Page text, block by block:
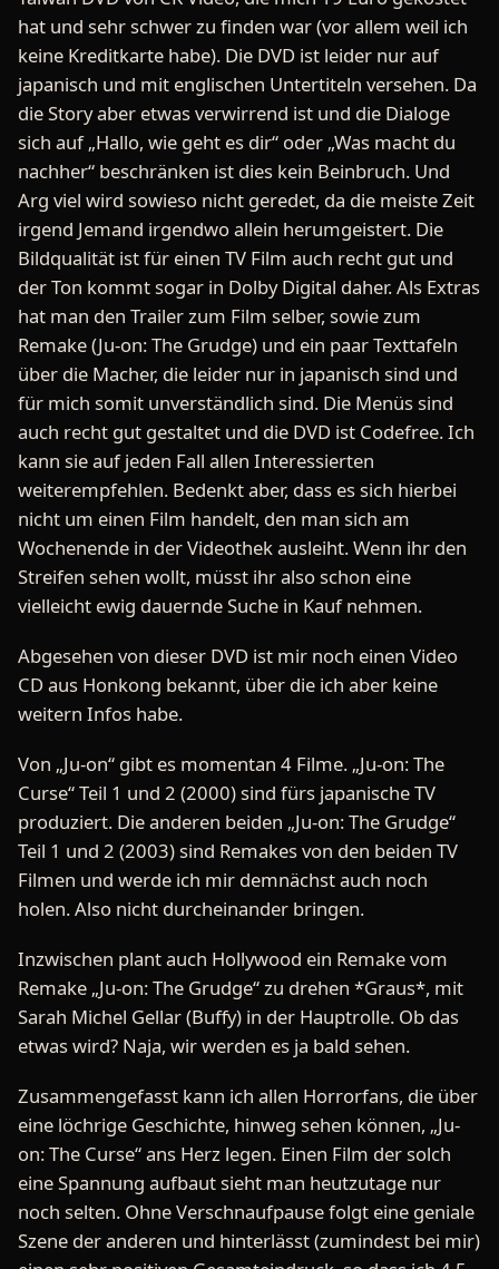
hat und sehr schwer zu finden war (vor allem weil ich
keine Kreditkarte habe). Die DVD ist leider nur auf
japanisch und mit englischen Untertiteln versehen. Da
die Story aber etwas verwirrend ist und die Dialoge
sich auf „Hallo, wie geht es dir“ oder „Was macht du
nachher“ beschränken ist dies kein Beinbruch. Und
Arg viel wird sowieso nicht geredet, da die meiste Zeit
irgend Jemand irgendwo allein herumgeistert. Die
Bildqualität ist für einen TV Film auch recht gut und
der Ton kommt sogar in Dolby Digital daher. Als Extras
hat man den Trailer zum Film selber, sowie zum
Remake (Ju-on: The Grudge) und ein paar Texttafeln
über die Macher, die leider nur in japanisch sind und
für mich somit unverständlich sind. Die Menüs sind
auch recht gut gestaltet und die DVD ist Codefree. Ich
kann sie auf jeden Fall allen Interessierten
weiterempfehlen. Bedenkt aber, dass es sich hierbei
nicht um einen Film handelt, den man sich am
Wochenende in der Videothek ausleiht. Wenn ihr den
Streifen sehen wollt, müsst ihr also schon eine
vielleicht ewig dauernde Suche in Kauf nehmen.
Abgesehen von dieser DVD ist mir noch einen Video
CD aus Honkong bekannt, über die ich aber keine
weitern Infos habe.
Von „Ju-on“ gibt es momentan 4 Filme. „Ju-on: The
Curse“ Teil 1 und 2 (2000) sind fürs japanische TV
produziert. Die anderen beiden „Ju-on: The Grudge“
Teil 1 und 2 (2003) sind Remakes von den beiden TV
Filmen und werde ich mir demnächst auch noch
holen. Also nicht durcheinander bringen.
Inzwischen plant auch Hollywood ein Remake vom
Remake „Ju-on: The Grudge“ zu drehen *Graus*, mit
Sarah Michel Gellar (Buffy) in der Hauptrolle. Ob das
etwas wird? Naja, wir werden es ja bald sehen.
Zusammengefasst kann ich allen Horrorfans, die über
eine löchrige Geschichte, hinweg sehen können, „Ju-
on: The Curse“ ans Herz legen. Einen Film der solch
eine Spannung aufbaut sieht man heutzutage nur
noch selten. Ohne Verschnaufpause folgt eine geniale
Szene der anderen und hinterlässt (zumindest bei mir)